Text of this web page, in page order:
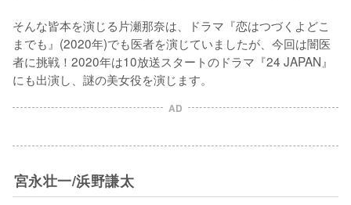
そんな皆本を演じる片瀬那奈は、ドラマ『恋はつづくよどこ
までも』(2020年)でも医者を演じていましたが、今回は闇医
者に挑戦！2020年は10放送スタートのドラマ『24 JAPAN』
にも出演し、謎の美女役を演じます。
AD
宮永壮一/浜野謙太